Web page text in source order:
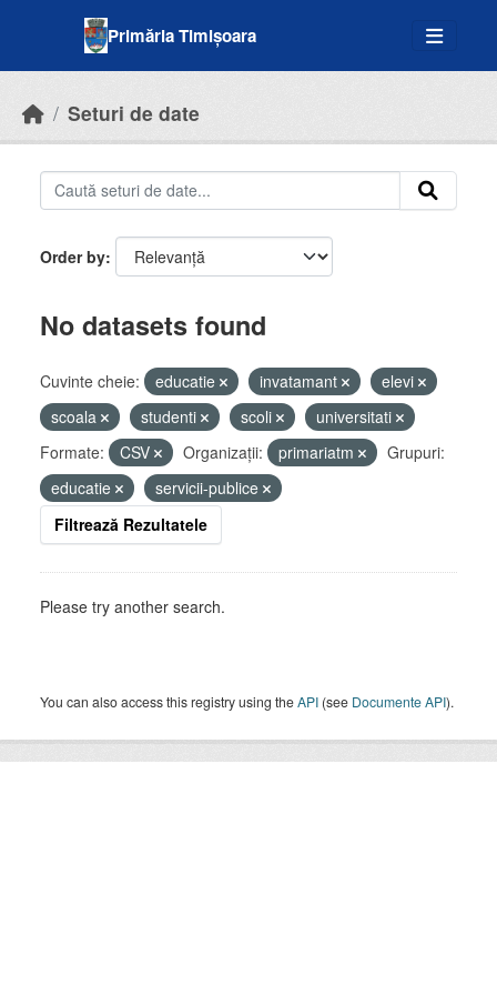
Primăria Timișoara
Seturi de date
Order by
No datasets found
Cuvinte cheie: educatie invatamant
elevi
scoala
studenti scoli
universitati
Formate:
CSV Organizații: primariatm
Grupuri:
educatie
servicii-publice
Filtrează Rezultatele
Please try another search.
You can also access this registry using theAPI (see Documente API).